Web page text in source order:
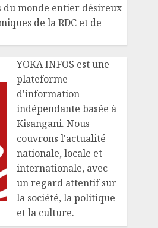
du monde entier désireux
de la RDC et de
YOKA INFOS est une
plateforme
d'information
indépendante basée à
Kisangani. Nous
couvrons l'actualité
nationale, locale et
internationale, avec
un regard attentif sur
la société, la politique
et la culture.